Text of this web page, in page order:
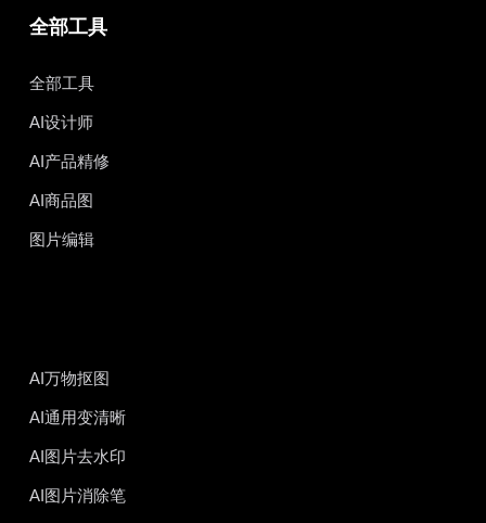
全部工具
全部工具
AI设计师
AI产品精修
AI商品图
图片编辑
AI万物抠图
AI通用变清晰
AI图片去水印
AI图片消除笔